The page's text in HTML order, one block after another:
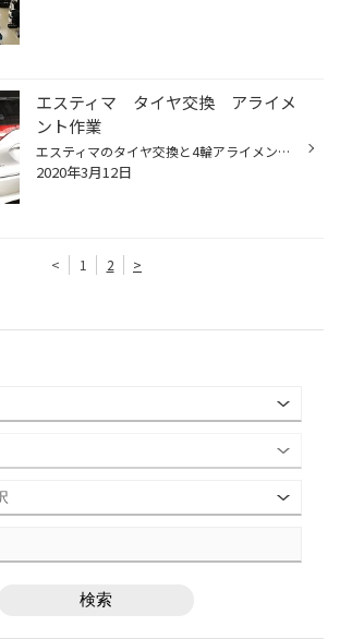
エスティマ タイヤ交換 アライメ
ント作業
エスティマのタイヤ交換と4輪アライメント作業致しました。 スタッドレスから履き替えの時期に、新品の夏タイヤを装着しました。タイヤの溝が少なくなったので交換になりました。アライメントはタイヤ長持ちと安定性向上の為に行いました。前回の夏タイヤご購入と同じタイヤのGRVⅡに交換しました。...
2020年3月12日
< 1 2 >